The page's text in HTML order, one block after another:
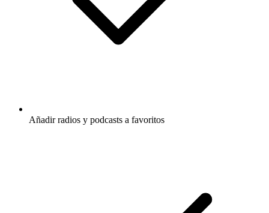
Añadir radios y podcasts a favoritos